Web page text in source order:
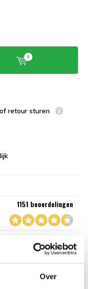
Over
retour sturen
1151 beoordelingen
en kwaliteit